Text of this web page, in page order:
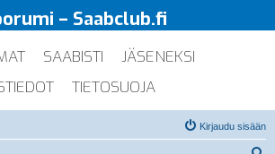
– Saabclub.fi
SAABISTI
JÄSENEKSI
TIETOSUOJA
Kirjaudu sisään